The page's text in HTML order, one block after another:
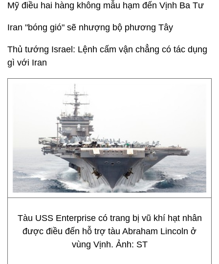
Mỹ điều hai hàng không mẫu hạm đến Vịnh Ba Tư
Iran "bóng gió" sẽ nhượng bộ phương Tây
Thủ tướng Israel: Lệnh cấm vận chẳng có tác dụng
gì với Iran
Tàu USS Enterprise có trang bị vũ khí hạt nhân
được điều đến hỗ trợ tàu Abraham Lincoln ở
vùng Vịnh. Ảnh: ST